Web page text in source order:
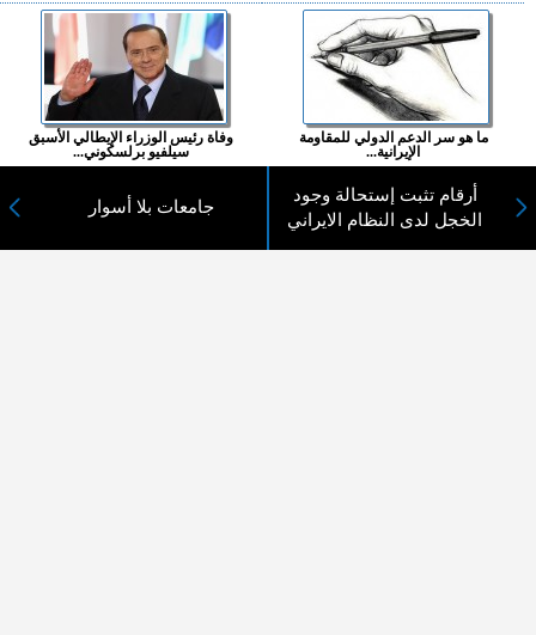
ما هو سر الدعم الدولي للمقاومة
الإيرانية...
وفاة رئيس الوزراء الإيطالي الأسبق
سيلفيو برلسكوني...
المزيد ...
اختيارات القراء
أرقام تثبت إستحالة وجود
الخجل لدى النظام الايراني
جامعات بلا أسوار